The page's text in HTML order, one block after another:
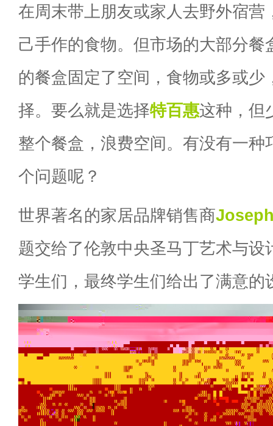
在周末带上朋友或家人去野外宿营
己手作的食物。但市场的大部分餐
的餐盒固定了空间，食物或多或少
择。要么就是选择特百惠这种，但
整个餐盒，浪费空间。有没有一种
个问题呢？
世界著名的家居品牌销售商
题交给了伦敦中央圣马丁艺术与设
学生们，最终学生们给出了满意的